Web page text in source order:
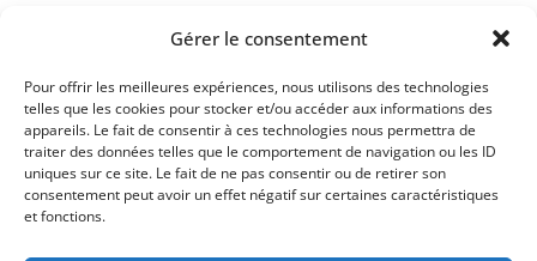
Gérer le consentement
Pour offrir les meilleures expériences, nous utilisons des technologies
telles que les cookies pour stocker et/ou accéder aux informations des
appareils. Le fait de consentir à ces technologies nous permettra de
traiter des données telles que le comportement de navigation ou les ID
uniques sur ce site. Le fait de ne pas consentir ou de retirer son
consentement peut avoir un effet négatif sur certaines caractéristiques
et fonctions.
Locaux D'activités
Siège commercial
Unité de production